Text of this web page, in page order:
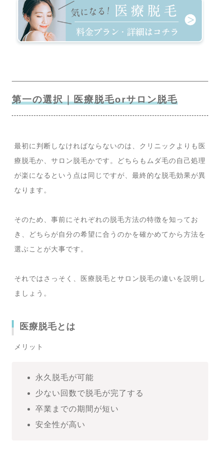
第一の選択｜医療脱毛orサロン脱毛
最初に判断しなければならないのは、クリニックよりも医
療脱毛か、サロン脱毛かです。どちらもムダ毛の自己処理
が楽になるという点は同じですが、最終的な脱毛効果が異
なります。
そのため、事前にそれぞれの脱毛方法の特徴を知ってお
き、どちらが自分の希望に合うのかを確かめてから方法を
選ぶことが大事です。
それではさっそく、医療脱毛とサロン脱毛の違いを説明し
ましょう。
医療脱毛とは
メリット
永久脱毛が可能
少ない回数で脱毛が完了する
卒業までの期間が短い
安全性が高い